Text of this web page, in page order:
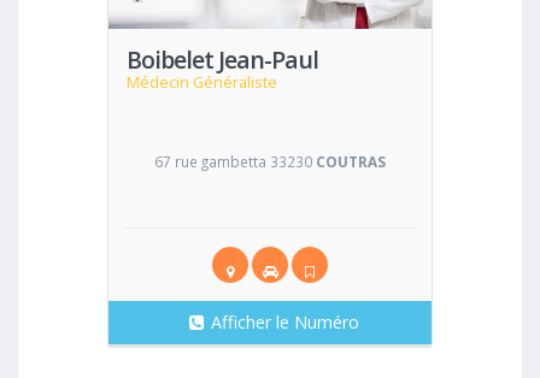
Boibelet Jean-Paul
Médecin Généraliste
67 rue gambetta 33230 COUTRAS
Afficher le Numéro